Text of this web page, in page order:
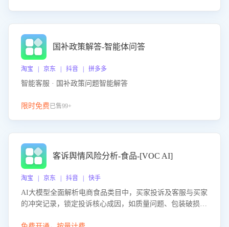
国补政策解答-智能体问答
淘宝 | 京东 | 抖音 | 拼多多
智能客服 · 国补政策问题智能解答
限时免费已售99+
客诉舆情风险分析-食品-[VOC AI]
淘宝 | 京东 | 抖音 | 快手
AI大模型全面解析电商食品类目中，买家投诉及客服与买家
的冲突记录，锁定投诉核心成因，如质量问题、包装破损